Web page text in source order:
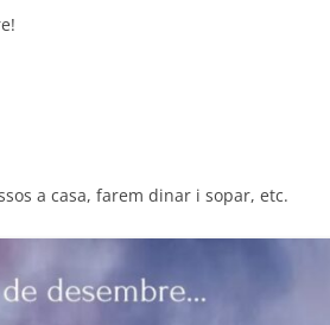
a casa, farem dinar i sopar, etc.